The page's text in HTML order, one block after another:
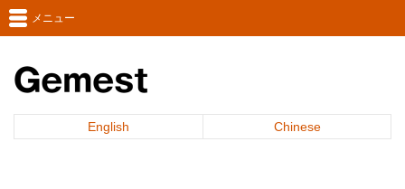
English Chinese
メニュー